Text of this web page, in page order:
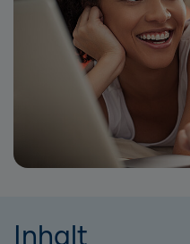
Inhalt